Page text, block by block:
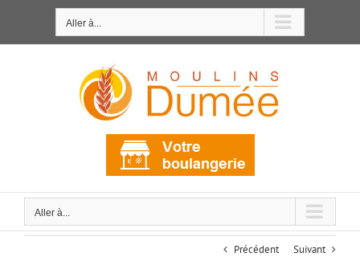
Aller à...
Aller à...
Précédent Suivant